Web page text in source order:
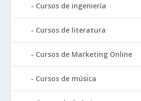
Cursos de ingeniería
Cursos de literatura
Cursos de Marketing Online
Cursos de música